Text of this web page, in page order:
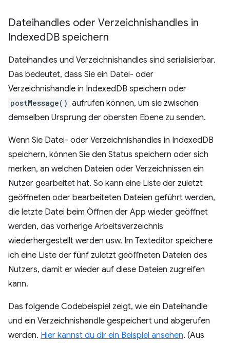
Dateihandles oder Verzeichnishandles in
IndexedDB speichern
Dateihandles und Verzeichnishandles sind serialisierbar.
Das bedeutet, dass Sie ein Datei- oder
Verzeichnishandle in IndexedDB speichern oder
postMessage() aufrufen können, um sie zwischen
demselben Ursprung der obersten Ebene zu senden.
Wenn Sie Datei- oder Verzeichnishandles in IndexedDB
speichern, können Sie den Status speichern oder sich
merken, an welchen Dateien oder Verzeichnissen ein
Nutzer gearbeitet hat. So kann eine Liste der zuletzt
geöffneten oder bearbeiteten Dateien geführt werden,
die letzte Datei beim Öffnen der App wieder geöffnet
werden, das vorherige Arbeitsverzeichnis
wiederhergestellt werden usw. Im Texteditor speichere
ich eine Liste der fünf zuletzt geöffneten Dateien des
Nutzers, damit er wieder auf diese Dateien zugreifen
kann.
Das folgende Codebeispiel zeigt, wie ein Dateihandle
und ein Verzeichnishandle gespeichert und abgerufen
werden. Hier kannst du dir ein Beispiel ansehen. (Aus